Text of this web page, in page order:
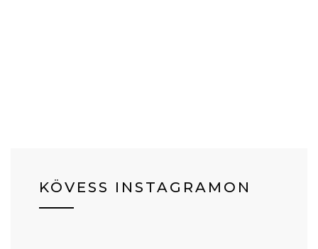
KÖVESS INSTAGRAMON